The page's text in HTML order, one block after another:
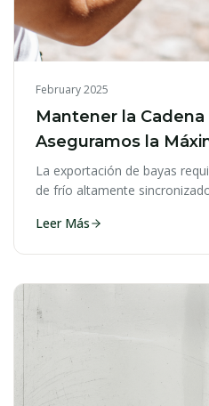
February 2025
Mantener la
Aseguramos la
Exportación
La exportación de bayas
de frío altamente
Leer Más